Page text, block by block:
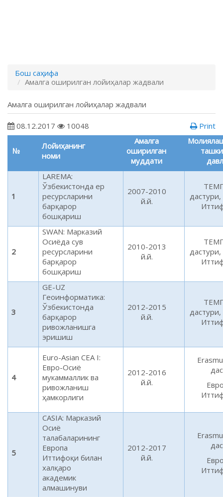
Бош саҳифа
Амалга оширилган лойиҳалар жадвали
Амалга оширилган лойиҳалар жадвали
08.12.2017 10048 Print
№
Лойиҳанинг
номи
Амалга
оширилган
муддати
1
LAREMA:
Ўзбекистонда ер
ресурсларини
барқарор
бошқариш
2007-2010
й.й.
2
SWAN: Марказий
Осиёда сув
ресурсларини
барқарор
бошқариш
2010-2013
й.й.
3
GE-UZ
Геоинформатика:
Ўзбекистонда
барқарор
ривожланишга
эришиш
2012-2015
й.й.
4
Euro-Asian CEA I:
Евро-Осиё
мукаммаллик ва
ривожланиш
ҳамкорлиги
2012-2016
й.й.
5
CASIA: Марказий
Осиё
талабаларининг
Европа
Иттифоқи билан
халқаро
академик
алмашинуви
2012-2017
й.й.